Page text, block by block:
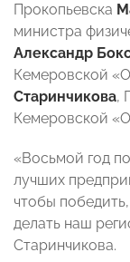
Прокопьевска
министра
Александр
Кемеровской
Старинчикова,
Кемеровской
«Восьмой год
лучших
чтобы
делать наш
Старинчикова.